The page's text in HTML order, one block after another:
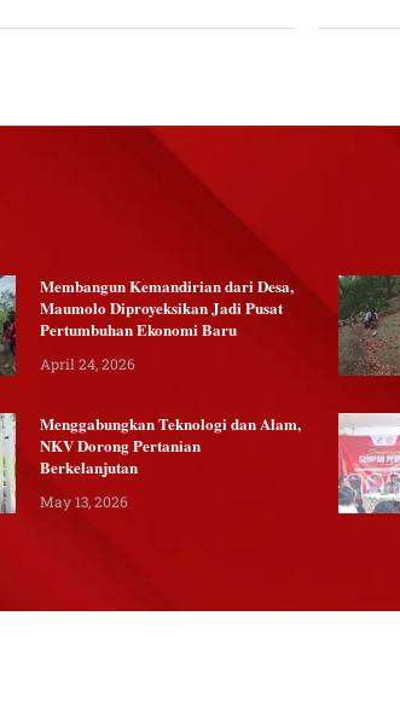
Membangun Kemandirian dari Desa,
Maumolo Diproyeksikan Jadi Pusat
Pertumbuhan Ekonomi Baru
April 24, 2026
Menggabungkan Teknologi dan Alam,
NKV Dorong Pertanian
Berkelanjutan
May 13, 2026